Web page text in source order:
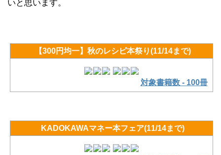
いと思います。
【300円均一】秋のレシピ本祭り(11/14まで)
対象書籍数 - 100冊
KADOKAWAマネー本フェア(11/14まで)